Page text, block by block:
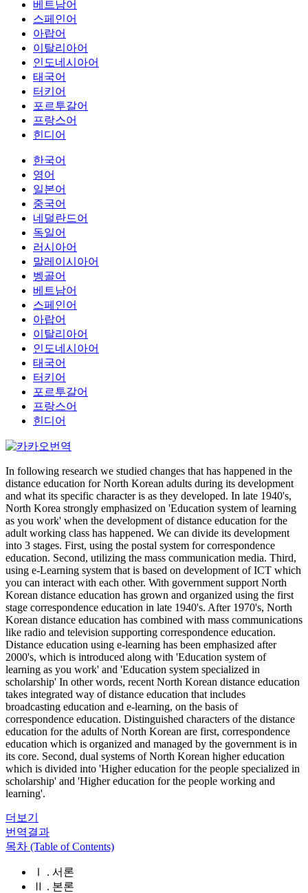
베트남어
스페인어
아랍어
이탈리아어
인도네시아어
태국어
터키어
포르투갈어
프랑스어
힌디어
한국어
영어
일본어
중국어
네덜란드어
독일어
러시아어
말레이시아어
벵골어
베트남어
스페인어
아랍어
이탈리아어
인도네시아어
태국어
터키어
포르투갈어
프랑스어
힌디어
In following research we studied changes that has happened in the
distance education for North Korean adults during its development
and what its specific character is as they developed. In late 1940's,
North Korea strongly emphasized on 'Education system of learning
as you work' when the development of distance education for the
adult working class has happened. We can divide its development
into 3 stages. First, using the postal system for correspondence
education. Second, utilizing the mass communication media. Third,
using e-Learning system that is based on development of ICT which
you can interact with each other. With government support North
Korean distance education has grown and organized using the first
stage correspondence education in late 1940's. After 1970's, North
Korean distance education has combined with mass communications
like radio and television supporting correspondence education.
Distance education using e-learning has been emphasized after
2000's, which is introduced along with 'Education system of
learning as you work' and 'Education system specialized in
scholarship' In other words, recent North Korean distance education
takes integrated way of distance education that includes
broadcasting education and e-learning, on the basis of
correspondence education. Distinguished characters of the distance
education for the adults of North Korean are first, correspondence
education which is organized and managed by the government is in
its core. Second, dual systems of North Korean higher education
which is divided into 'Higher education for the people specialized in
scholarship' and 'Higher education for the people working and
learning'.
더보기
번역결과
목차 (Table of Contents)
Ⅰ . 서론
Ⅱ . 본론